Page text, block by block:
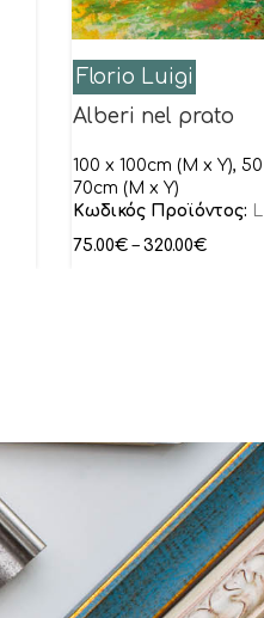
Florio Luigi
Alberi nel prato
100 x 100cm (M x Y),
70cm (M x Y)
Κωδικός Προϊόντος:
75.00€ – 320.00€